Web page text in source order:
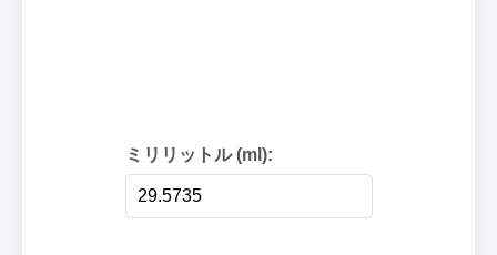
ミリリットル (ml):